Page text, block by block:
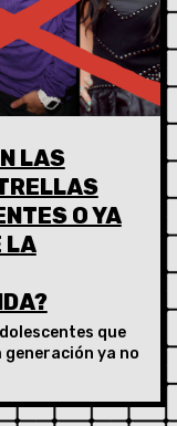
LAS
O YA
LA
que
ya no